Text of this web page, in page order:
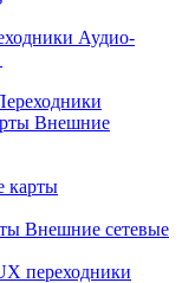
Аудио-
Внешние
карты
Внешние сетевые
переходники